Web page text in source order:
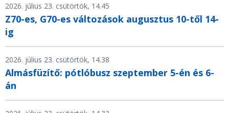
2026. július 23. csütörtök, 14.45
Z70-es, G70-es változások augusztus 10-től 14-
ig
2026. július 23. csütörtök, 14.38
Almásfüzítő: pótlóbusz szeptember 5-én és 6-
án